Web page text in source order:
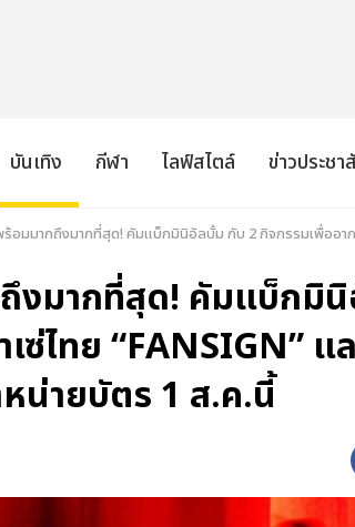
บันเทิง กีฬา ไลฟ์สไตล์ ข่าวประช
อมมากถึงมากที่สุด! คัมแบ็กมินิอัลบั้ม กับ 2 กิจกรรมเพื่ออาก
งมากที่สุด! คัมแบ็กมิ
ซ่ไทย “FANSIGN” แ
หน่ายบัตร 1 ส.ค.นี้